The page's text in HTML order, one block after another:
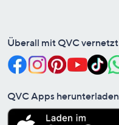
Überall mit QVC vernetzt
QVC Apps herunterladen